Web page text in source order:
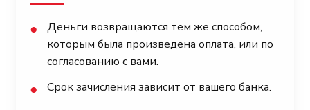
●
Деньги возвращаются тем же способом,
которым была произведена оплата, или по
согласованию с вами.
● Срок зачисления зависит от вашего банка.